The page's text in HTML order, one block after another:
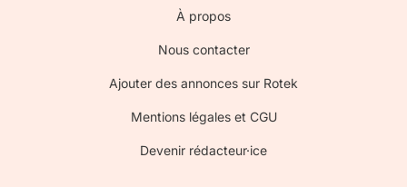
À propos
Nous contacter
Ajouter des annonces sur Rotek
Mentions légales et CGU
Devenir rédacteur·ice